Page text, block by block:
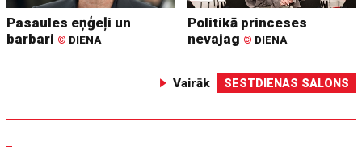
Pasaules eņģeļi un
barbari © DIENA
Politikā princeses
nevajag © DIENA
Vairāk SESTDIENAS SALONS